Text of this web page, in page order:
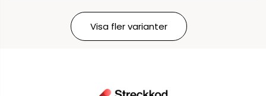
Visa fler varianter